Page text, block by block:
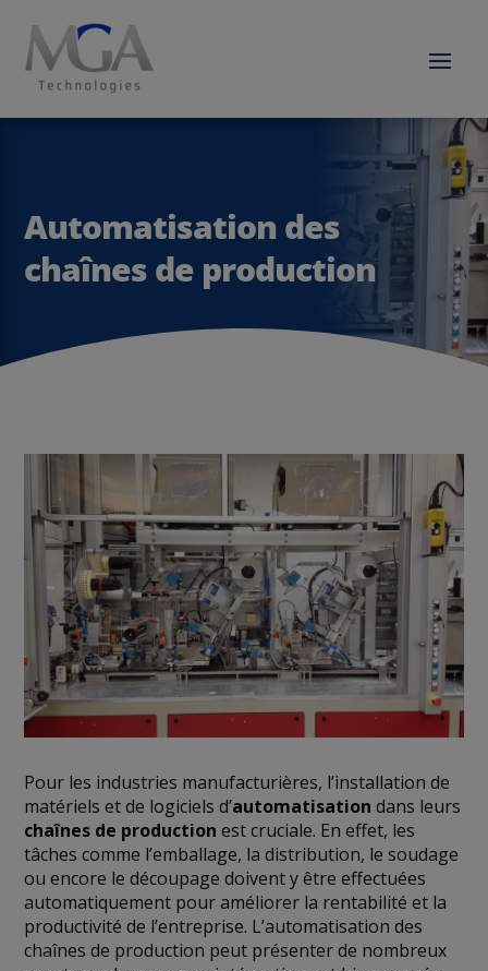
Automatisation des
chaînes de production
Pour les industries manufacturières, l’installation de
matériels et de logiciels d’automatisation dans leurs
chaînes de production est cruciale. En effet, les
tâches comme l’emballage, la distribution, le soudage
ou encore le découpage doivent y être effectuées
automatiquement pour améliorer la rentabilité et la
productivité de l’entreprise. L’automatisation des
chaînes de production peut présenter de nombreux